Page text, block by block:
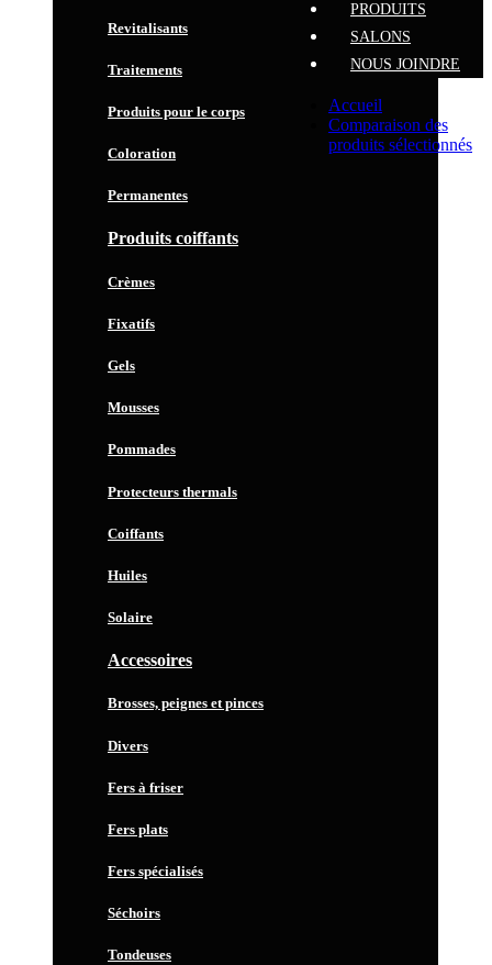
Revitalisants
Traitements
Produits pour le corps
Coloration
Permanentes
Produits coiffants
Crèmes
Fixatifs
Gels
Mousses
Pommades
Protecteurs thermals
Coiffants
Huiles
Solaire
Accessoires
Brosses, peignes et pinces
Divers
Fers à friser
Fers plats
Fers spécialisés
Séchoirs
Tondeuses
PRODUITS
SALONS
NOUS JOINDRE
Accueil
Comparaison des
produits sélectionnés